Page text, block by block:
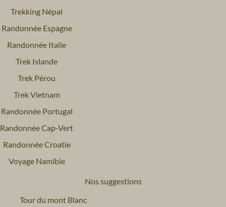
Trekking Népal
Randonnée Espagne
Randonnée Italie
Trek Islande
Trek Pérou
Trek Vietnam
Randonnée Portugal
Randonnée Cap-Vert
Randonnée Croatie
Voyage Namibie
Nos suggestions
Tour du mont Blanc